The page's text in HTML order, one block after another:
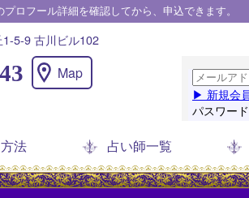
ロフール詳細を確認してから、申込できます。
法 占い師一覧
5-9 古川ビル102
Map